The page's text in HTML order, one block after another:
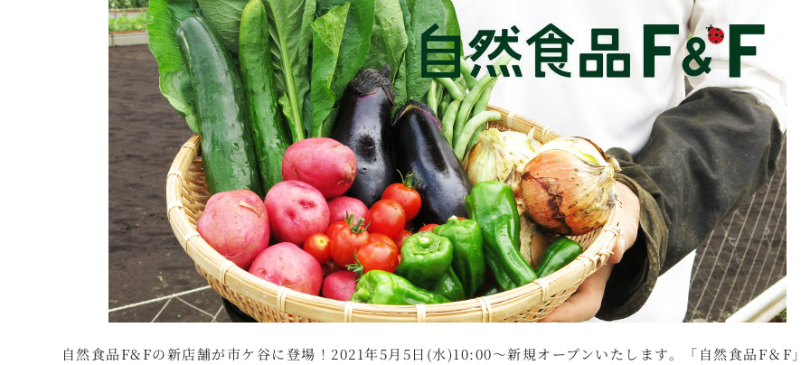
自然食品F&Fの新店舗が市ケ谷に登場！2021年5月5日(水)10:00～新規オープンいたします。「自然食品F＆F」